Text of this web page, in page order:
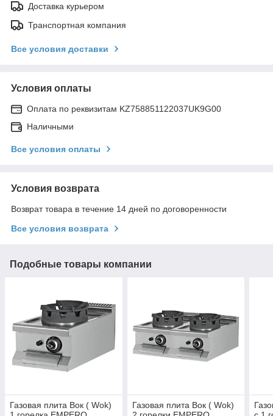
Доставка курьером
Транспортная компания
Все условия доставки
Условия оплаты
Оплата по реквизитам KZ758851122037UK9G00
Наличными
Все условия оплаты
Условия возврата
Возврат товара в течение 14 дней по договоренности
Все условия возврата
Подобные товары компании
Газовая плита Вок ( Wok)
Газовая плита Вок ( Wok)